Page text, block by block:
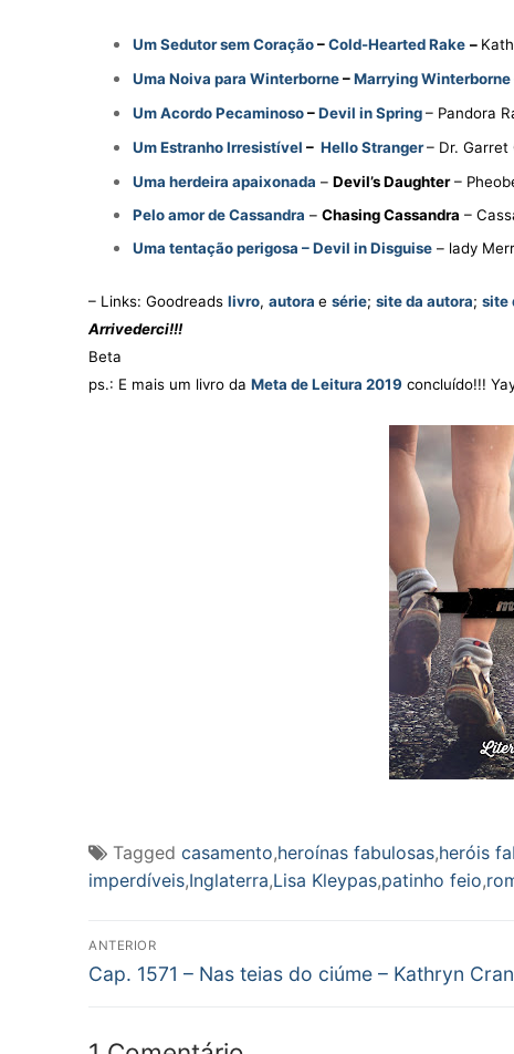
Um Sedutor sem Coração–Cold-Hearted Rake –
Uma Noiva para Winterborne–Marrying Winterborne
Um Acordo Pecaminoso–Devil in Spring– Pandora
Um Estranho Irresistível – Hello Stranger– Dr. Garret
Uma herdeira apaixonada – Devil’s Daughter –
Pelo amor de Cassandra – Chasing Cassandra –
Uma tentação perigosa – Devil in Disguise – lady
– Links: Goodreads livro, autora e série; site da autora; site
Arrivederci!!!
Beta
ps.: E mais um livro da Meta de Leitura 2019 concluído!!!
Tagged casamento,heroínas fabulosas,heróis
imperdíveis,Inglaterra,Lisa Kleypas,patinho feio,
Navegação
de
ANTERIOR
Post
Cap. 1571 – Nas teias do ciúme – Kathryn